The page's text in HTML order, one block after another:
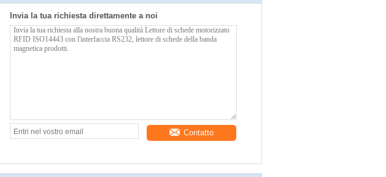
Invia la tua richiesta direttamente a noi
Contatto